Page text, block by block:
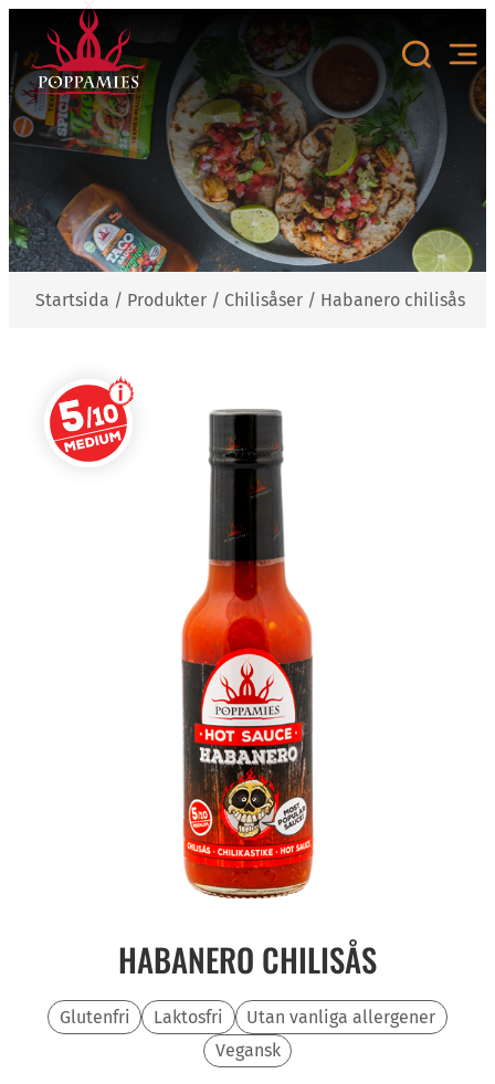
innehåll
Startsida / Produkter / Chilisåser / Habanero chilisås
HABANERO CHILISÅS
Glutenfri Laktosfri
Utan vanliga allergener
Vegansk